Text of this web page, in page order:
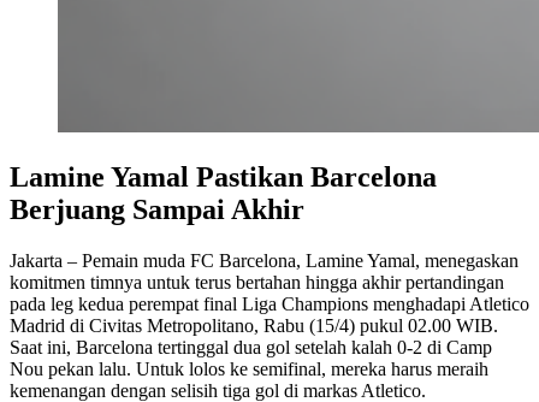
Lamine Yamal Pastikan Barcelona
Berjuang Sampai Akhir
Jakarta – Pemain muda FC Barcelona, Lamine Yamal, menegaskan
komitmen timnya untuk terus bertahan hingga akhir pertandingan
pada leg kedua perempat final Liga Champions menghadapi Atletico
Madrid di Civitas Metropolitano, Rabu (15/4) pukul 02.00 WIB.
Saat ini, Barcelona tertinggal dua gol setelah kalah 0-2 di Camp
Nou pekan lalu. Untuk lolos ke semifinal, mereka harus meraih
kemenangan dengan selisih tiga gol di markas Atletico.